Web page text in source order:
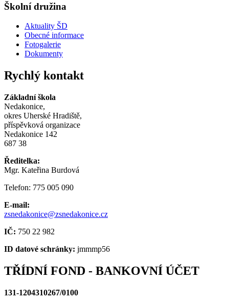
Školní družina
Aktuality ŠD
Obecné informace
Fotogalerie
Dokumenty
Rychlý kontakt
Základní škola
Nedakonice,
okres Uherské Hradiště,
příspěvková organizace
Nedakonice 142
687 38
Ředitelka:
Mgr. Kateřina Burdová
Telefon: 775 005 090
E-mail:
zsnedakonice@zsnedakonice.cz
IČ: 750 22 982
ID datové schránky: jmmmp56
TŘÍDNÍ FOND - BANKOVNÍ ÚČET
131-1204310267/0100